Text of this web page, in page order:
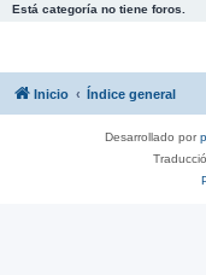
Está categoría no tiene foros.
Inicio Índice general
Desarrollado por